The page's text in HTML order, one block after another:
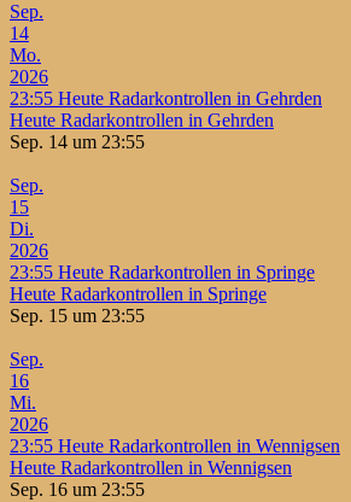
Sep.
14
Mo.
2026
23:55 Heute Radarkontrollen in Gehrden
Heute Radarkontrollen in Gehrden
Sep. 14 um 23:55
Sep.
15
Di.
2026
23:55 Heute Radarkontrollen in Springe
Heute Radarkontrollen in Springe
Sep. 15 um 23:55
Sep.
16
Mi.
2026
23:55 Heute Radarkontrollen in Wennigsen
Heute Radarkontrollen in Wennigsen
Sep. 16 um 23:55